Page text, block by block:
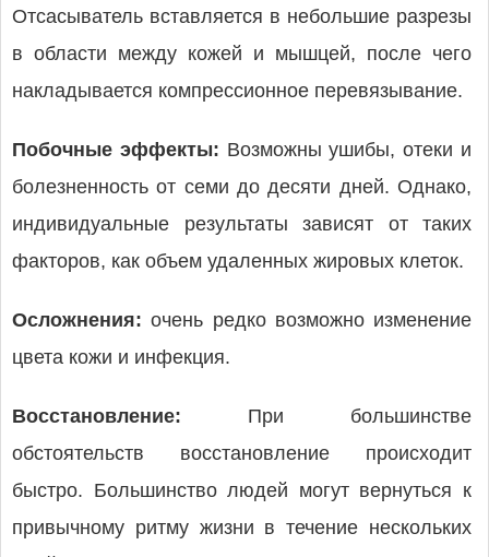
Отсасыватель вставляется в небольшие разрезы
в области между кожей и мышцей, после чего
накладывается компрессионное перевязывание.
Побочные эффекты: Возможны ушибы, отеки и
болезненность от семи до десяти дней. Однако,
индивидуальные результаты зависят от таких
факторов, как объем удаленных жировых клеток.
Осложнения: очень редко возможно изменение
цвета кожи и инфекция.
Восстановление: При большинстве
обстоятельств восстановление происходит
быстро. Большинство людей могут вернуться к
привычному ритму жизни в течение нескольких